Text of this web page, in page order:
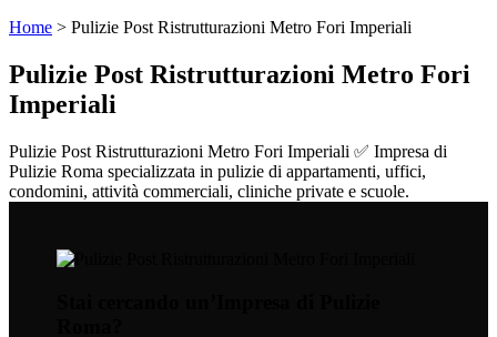
Home > Pulizie Post Ristrutturazioni Metro Fori Imperiali
Pulizie Post Ristrutturazioni Metro Fori
Imperiali
Pulizie Post Ristrutturazioni Metro Fori Imperiali ✅ Impresa di
Pulizie Roma specializzata in pulizie di appartamenti, uffici,
condomini, attività commerciali, cliniche private e scuole.